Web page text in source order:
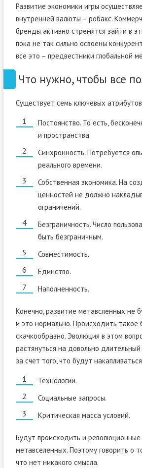
Развитие экономики игры
внутренней валюты – робакс.
бренды активно стремятся зайти в
пока не так сильно освоены
все это – предвестники глобальной
Что нужно, чтобы все
Существует семь ключевых
Постоянство. То есть,
и пространства.
Синхронность. Потребуется
реального времени.
Собственная экономика. На
ценностей не должно
ограничений.
Безграничность. Число
быть безграничным.
Совместимость.
Единство.
Наполненность.
Конечно, развитие метавсленных не
и это нормально. Происходить такое
скачкообразно. Эволюция в этом
растянуться на довольно
за счет того, что будут
Технологии.
Социальные запросы.
Критическая масса условий.
Будут происходить и революционные
метавселенных. Поэтому говорить о
что нет никакого смысла.